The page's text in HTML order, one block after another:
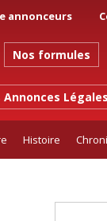
annonceurs
Nos formules
Annonces Légales
Histoire